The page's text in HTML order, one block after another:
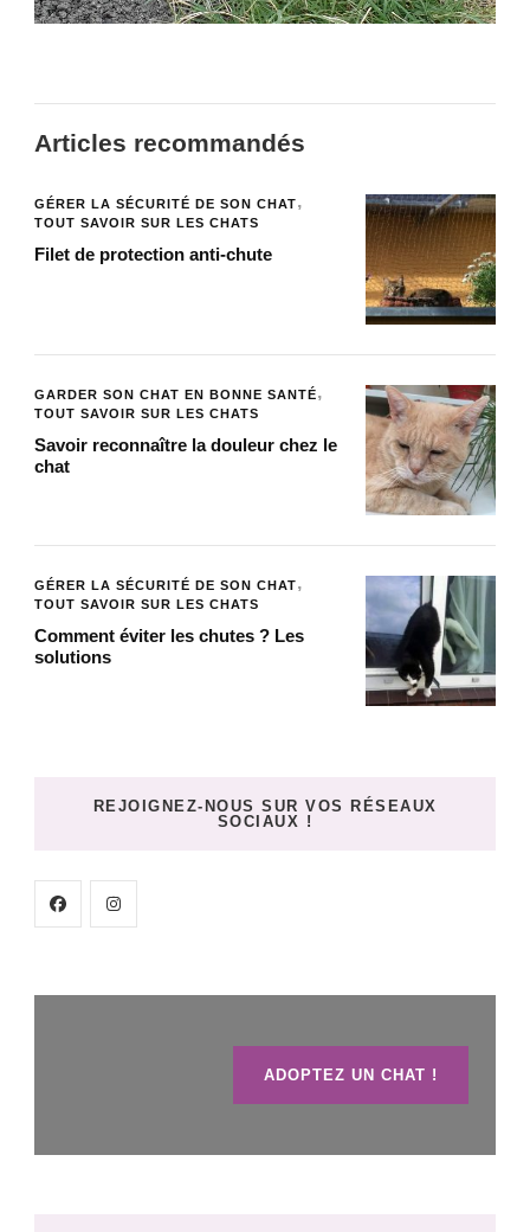
Articles recommandés
GÉRER LA SÉCURITÉ DE SON CHAT
TOUT SAVOIR SUR LES CHATS
Filet de protection anti-chute
GARDER SON CHAT EN BONNE SANTÉ
TOUT SAVOIR SUR LES CHATS
Savoir reconnaître la douleur chez le
chat
GÉRER LA SÉCURITÉ DE SON CHAT
TOUT SAVOIR SUR LES CHATS
Comment éviter les chutes ? Les
solutions
REJOIGNEZ-NOUS SUR VOS RÉSEAUX
SOCIAUX !
ADOPTEZ UN CHAT !